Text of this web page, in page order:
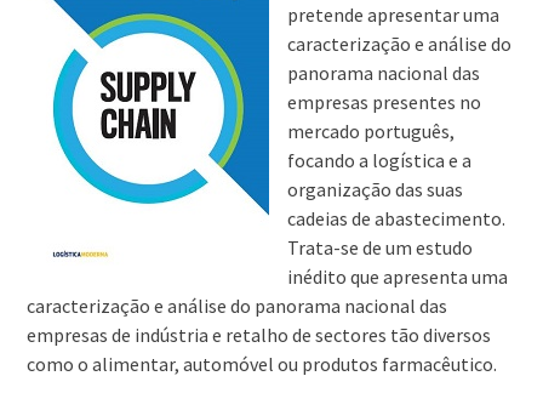
pretende apresentar uma
caracterização e análise do
panorama nacional das
empresas presentes no
mercado português,
focando a logística e a
organização das suas
cadeias de abastecimento.
Trata-se de um estudo
inédito que apresenta uma
caracterização e análise do panorama nacional das
empresas de indústria e retalho de sectores tão diversos
como o alimentar, automóvel ou produtos farmacêutico.